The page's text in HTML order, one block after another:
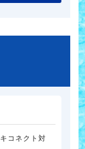
コネクト対